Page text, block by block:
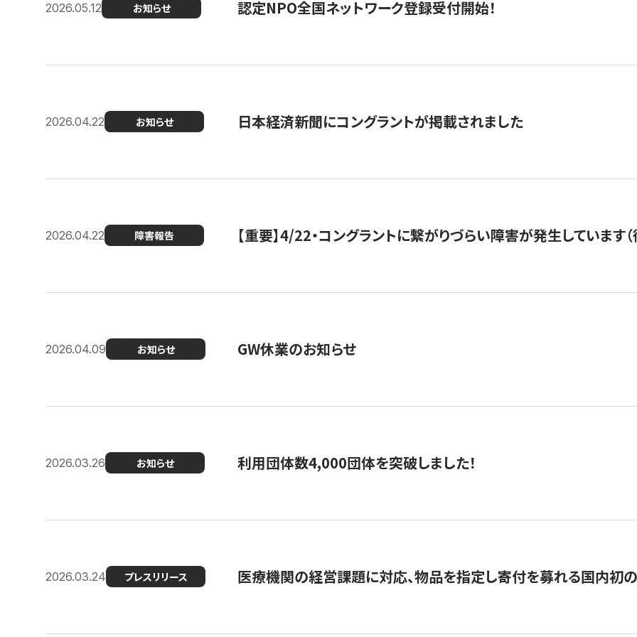
2026.05.12 お知らせ 認定NPO全国ネットワーク登録受付開始！
2026.04.22 お知らせ 日本経済新聞にコングラントが掲載されました
2026.04.22 障害報告 【重要】4/22・コングラントに繋がりづらい障害が発生しています（
2026.04.09 お知らせ GW休業のお知らせ
2026.03.26 お知らせ 利用団体数4,000団体を突破しました！
2026.03.24 プレスリリース 医療機関の経営課題に対応、物品を指定し寄付を募れる国内初の